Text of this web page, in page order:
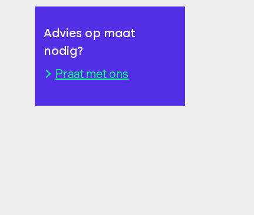
Advies op maat
nodig?
Praat met ons